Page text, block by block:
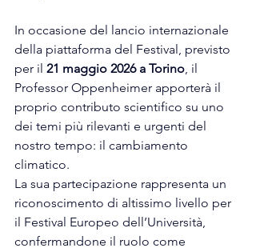
In occasione del lancio internazionale
della piattaforma del Festival, previsto
per il 21 maggio 2026 a Torino, il
Professor Oppenheimer apporterà il
proprio contributo scientifico su uno
dei temi più rilevanti e urgenti del
nostro tempo: il cambiamento
climatico.
La sua partecipazione rappresenta un
riconoscimento di altissimo livello per
il Festival Europeo dell’Università,
confermandone il ruolo come